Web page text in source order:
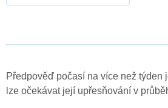
Předpověď počasí na více než týden
lze očekávat její upřesňování v